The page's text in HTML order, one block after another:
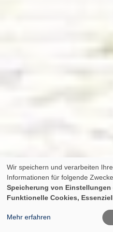
Wir speichern und verarbeiten
Informationen für folgende
Speicherung von Einstellungen
Funktionelle Cookies,
Mehr erfahren